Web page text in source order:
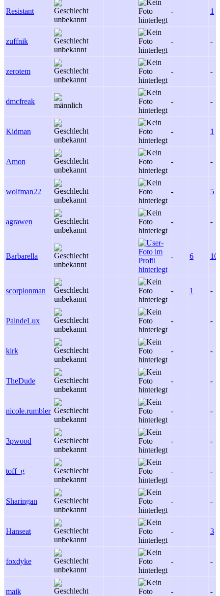
Resistant - 1
zuffnik - -
zerotem - -
dmcfreak - -
Kidman - 1
Amon - -
wolfman22 - 5
agrawen - -
Barbarella - 6 10
scorpionman - 1 -
PaindeLux - -
kirk - -
TheDude - -
nicole.rumbler - -
3pwood - -
toff_g - -
Sharingan - -
Hanseat - 3
foxdyke - -
maik - -